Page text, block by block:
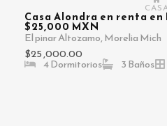
Casa Alondra en renta
$25,000 MXN
El pinar Altozamo, Morelia Mich
$25 ,000.00
4 Dormitorios 3 Baños